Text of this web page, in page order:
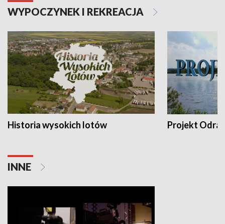
WYPOCZYNEK I REKREACJA
Historia wysokich lotów Projekt Odra
INNE